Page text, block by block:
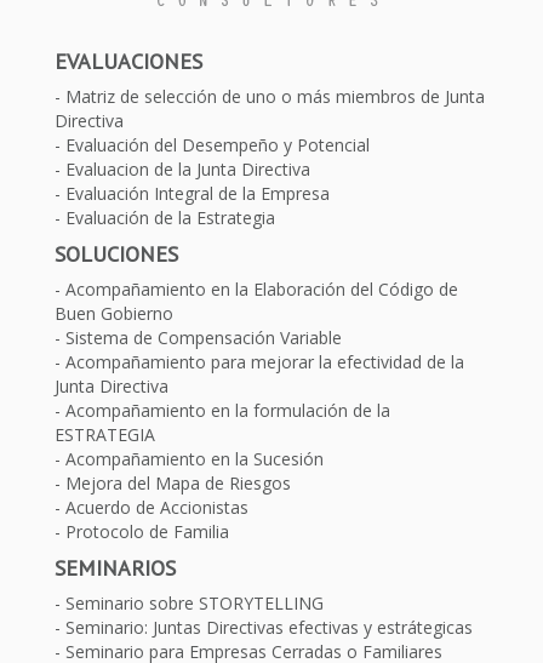
EVALUACIONES
Matriz de selección de uno o más miembros de Junta
Directiva
Evaluación del Desempeño y Potencial
Evaluacion de la Junta Directiva
Evaluación Integral de la Empresa
Evaluación de la Estrategia
SOLUCIONES
Acompañamiento en la Elaboración del Código de
Buen Gobierno
Sistema de Compensación Variable
Acompañamiento para mejorar la efectividad de la
Junta Directiva
Acompañamiento en la formulación de la
ESTRATEGIA
Acompañamiento en la Sucesión
Mejora del Mapa de Riesgos
Acuerdo de Accionistas
Protocolo de Familia
SEMINARIOS
Seminario sobre STORYTELLING
Seminario: Juntas Directivas efectivas y estrátegicas
Seminario para Empresas Cerradas o Familiares